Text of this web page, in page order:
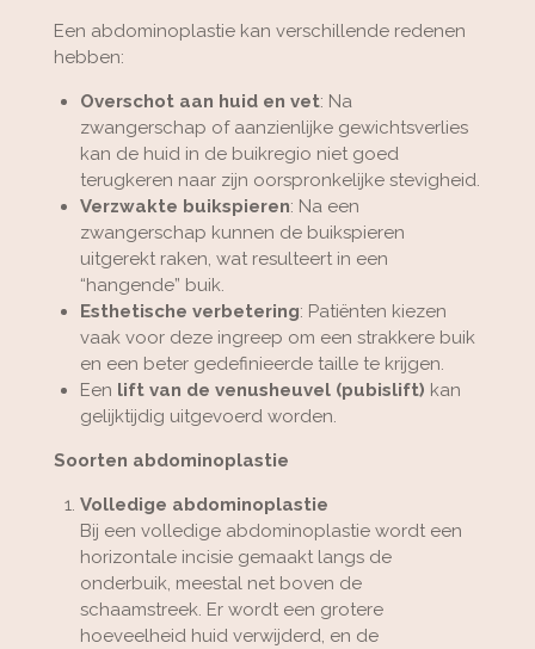
Een abdominoplastie kan verschillende redenen
hebben:
Overschot aan huid en vet: Na
zwangerschap of aanzienlijke gewichtsverlies
kan de huid in de buikregio niet goed
terugkeren naar zijn oorspronkelijke stevigheid.
Verzwakte buikspieren: Na een
zwangerschap kunnen de buikspieren
uitgerekt raken, wat resulteert in een
“hangende” buik.
Esthetische verbetering: Patiënten kiezen
vaak voor deze ingreep om een strakkere buik
en een beter gedefinieerde taille te krijgen.
Een lift van de venusheuvel (pubislift) kan
gelijktijdig uitgevoerd worden.
Soorten abdominoplastie
Volledige abdominoplastie
Bij een volledige abdominoplastie wordt een
horizontale incisie gemaakt langs de
onderbuik, meestal net boven de
schaamstreek. Er wordt een grotere
hoeveelheid huid verwijderd, en de